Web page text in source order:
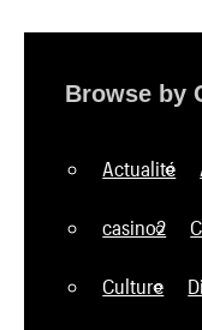
Browse by
Actualité
casino2
Culture